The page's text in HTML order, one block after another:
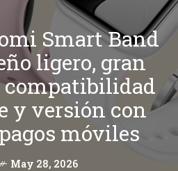
Smart Band
ligero, gran
compatibilidad
y versión con
móviles
May 28, 2026